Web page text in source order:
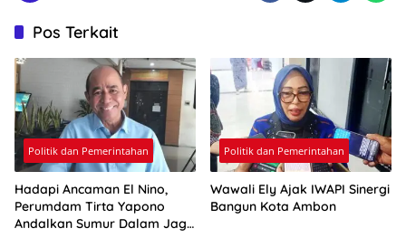
Pos Terkait
Politik dan Pemerintahan
Hadapi Ancaman El Nino,
Perumdam Tirta Yapono
Andalkan Sumur Dalam Jaga
Politik dan Pemerintahan
Wawali Ely Ajak IWAPI Sinergi
Bangun Kota Ambon